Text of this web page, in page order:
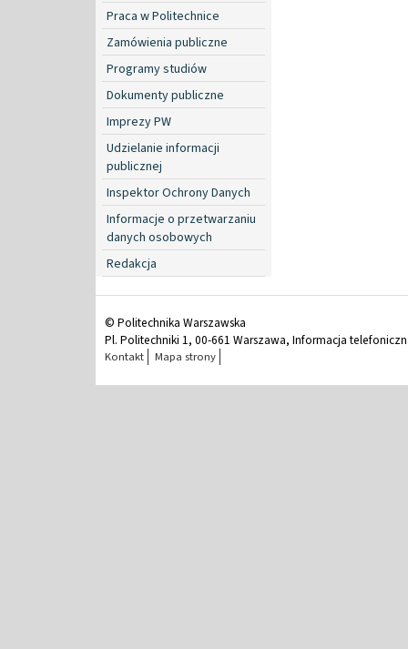
Praca w Politechnice
Zamówienia publiczne
Programy studiów
Dokumenty publiczne
Imprezy PW
Udzielanie informacji
publicznej
Inspektor Ochrony Danych
Informacje o przetwarzaniu
danych osobowych
Redakcja
© Politechnika Warszawska
Pl. Politechniki 1, 00-661 Warszawa, Informacja
Kontakt Mapa strony